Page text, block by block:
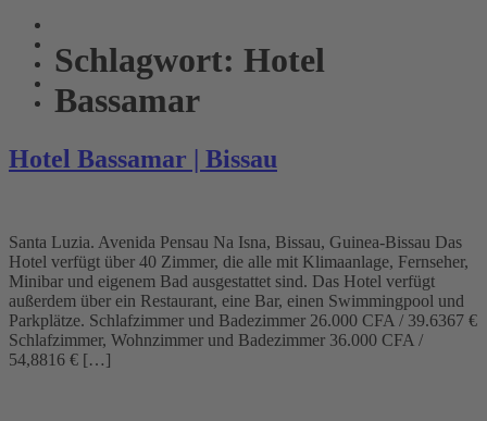
Schlagwort: Hotel
Bassamar
Hotel Bassamar | Bissau
Santa Luzia. Avenida Pensau Na Isna, Bissau, Guinea-Bissau Das
Hotel verfügt über 40 Zimmer, die alle mit Klimaanlage, Fernseher,
Minibar und eigenem Bad ausgestattet sind. Das Hotel verfügt
außerdem über ein Restaurant, eine Bar, einen Swimmingpool und
Parkplätze. Schlafzimmer und Badezimmer 26.000 CFA / 39.6367 €
Schlafzimmer, Wohnzimmer und Badezimmer 36.000 CFA /
54,8816 € […]